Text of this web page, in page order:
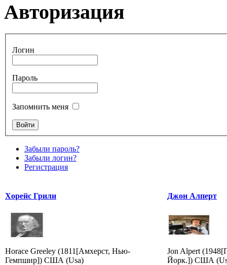
Авторизация
Логин
Пароль
Запомнить меня
Забыли пароль?
Забыли логин?
Регистрация
Хорейс Грили
Horace Greeley (1811[Амхерст, Нью-
Гемпшир]) США (Usa)
Джон Алперт
Jon Alpert
Йорк.]) США